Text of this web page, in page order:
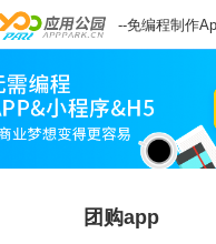
--免编程制作
团购app